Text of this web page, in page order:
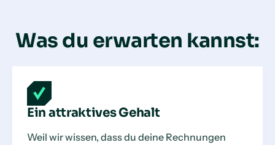
Was du erwarten kannst:
Ein attraktives Gehalt
Weil wir wissen, dass du deine Rechnungen